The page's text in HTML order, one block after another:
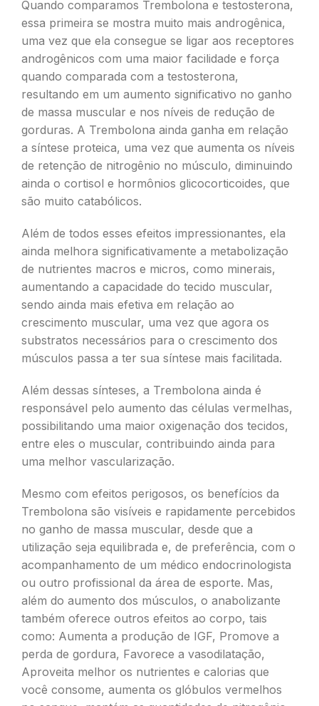
Quando comparamos Trembolona e testosterona,
essa primeira se mostra muito mais androgênica,
uma vez que ela consegue se ligar aos receptores
androgênicos com uma maior facilidade e força
quando comparada com a testosterona,
resultando em um aumento significativo no ganho
de massa muscular e nos níveis de redução de
gorduras. A Trembolona ainda ganha em relação
a síntese proteica, uma vez que aumenta os níveis
de retenção de nitrogênio no músculo, diminuindo
ainda o cortisol e hormônios glicocorticoides, que
são muito catabólicos.
Além de todos esses efeitos impressionantes, ela
ainda melhora significativamente a metabolização
de nutrientes macros e micros, como minerais,
aumentando a capacidade do tecido muscular,
sendo ainda mais efetiva em relação ao
crescimento muscular, uma vez que agora os
substratos necessários para o crescimento dos
músculos passa a ter sua síntese mais facilitada.
Além dessas sínteses, a Trembolona ainda é
responsável pelo aumento das células vermelhas,
possibilitando uma maior oxigenação dos tecidos,
entre eles o muscular, contribuindo ainda para
uma melhor vascularização.
Mesmo com efeitos perigosos, os benefícios da
Trembolona são visíveis e rapidamente percebidos
no ganho de massa muscular, desde que a
utilização seja equilibrada e, de preferência, com o
acompanhamento de um médico endocrinologista
ou outro profissional da área de esporte. Mas,
além do aumento dos músculos, o anabolizante
também oferece outros efeitos ao corpo, tais
como: Aumenta a produção de IGF, Promove a
perda de gordura, Favorece a vasodilatação,
Aproveita melhor os nutrientes e calorias que
você consome, aumenta os glóbulos vermelhos